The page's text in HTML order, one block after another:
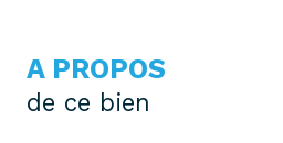
A PROPOS
de ce bien